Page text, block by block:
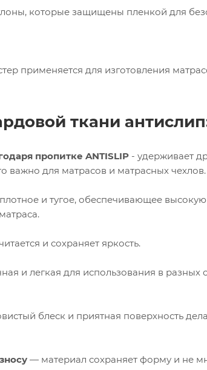
которые защищены пленкой для
применяется для изготовления
ткани
пропитке ANTISLIP - удерживает
важно для матрасов и матрасных чехлов.
и тугое, обеспечивающее высокую
и сохраняет яркость.
и легкая для использования в разных
блеск и приятная поверхность
— материал сохраняет форму и не